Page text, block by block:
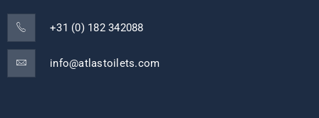
+31 (0) 182 342088
info@atlastoilets.com